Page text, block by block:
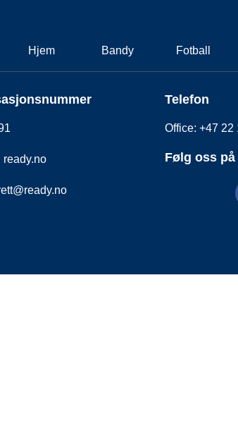
Hjem Bandy Fotball
ready.no
Telefon
Office: +47 22
Følg oss